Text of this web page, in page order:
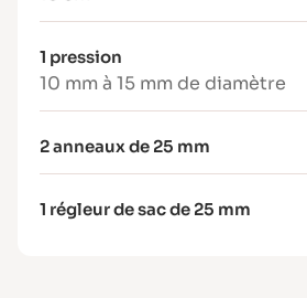
Aiguilles
Universelle 80 ou 90, jean ou
matière
1 pression
10 mm à 15 mm de diamètre
2 anneaux de 25 mm
1 régleur de sac de 25 mm